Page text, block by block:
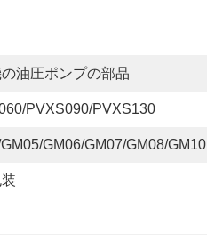
油圧ポンプの部品
PVXS090/PVXS130
GM06/GM07/GM08/GM10